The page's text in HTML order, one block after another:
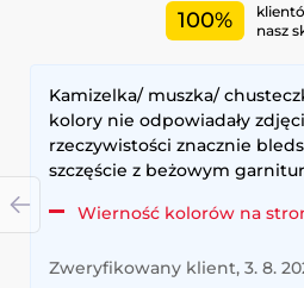
100%
nasz
Kamizelka/ muszka/
kolory nie odpowiadały
rzeczywistości znacznie
szczęście z beżowym
Wierność kolorów na
Zweryfikowany klient, 3. 8.